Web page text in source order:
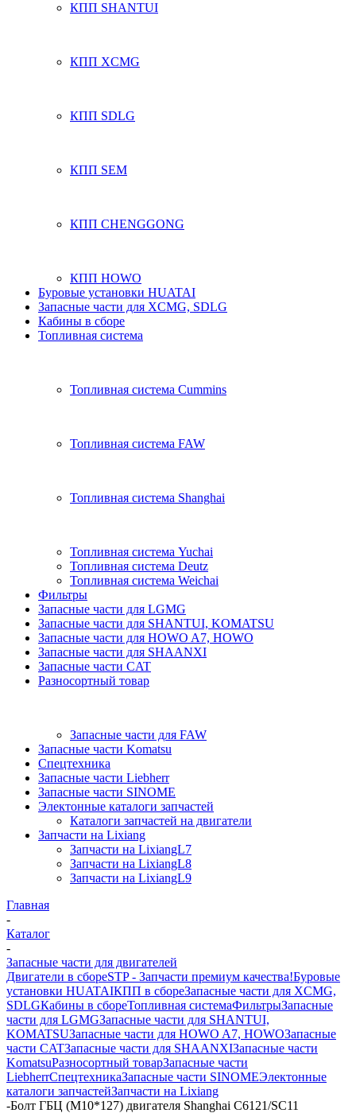
КПП SHANTUI
КПП XCMG
КПП SDLG
КПП SEM
КПП CHENGGONG
КПП HOWO
Буровые установки HUATAI
Запасные части для XCMG, SDLG
Кабины в сборе
Топливная система
Топливная система Cummins
Топливная система FAW
Топливная система Shanghai
Топливная система Yuchai
Топливная система Deutz
Топливная система Weichai
Фильтры
Запасные части для LGMG
Запасные части для SHANTUI, KOMATSU
Запасные части для HOWO A7, HOWO
Запасные части для SHAANXI
Запасные части CAT
Разносортный товар
Запасные части для FAW
Запасные части Komatsu
Спецтехника
Запасные части Liebherr
Запасные части SINOME
Электонные каталоги запчастей
Каталоги запчастей на двигатели
Запчасти на Lixiang
Запчасти на LixiangL7
Запчасти на LixiangL8
Запчасти на LixiangL9
Главная
-
Каталог
-
Запасные части для двигателей
Двигатели в сбореSTP - Запчасти премиум качества!Буровые
установки HUATAIКПП в сбореЗапасные части для XCMG,
SDLGКабины в сбореТопливная системаФильтрыЗапасные
части для LGMGЗапасные части для SHANTUI,
KOMATSUЗапасные части для HOWO A7, HOWOЗапасные
части CATЗапасные части для SHAANXIЗапасные части
KomatsuРазносортный товарЗапасные части
LiebherrСпецтехникаЗапасные части SINOMEЭлектонные
каталоги запчастейЗапчасти на Lixiang
-Болт ГБЦ (M10*127) двигателя Shanghai C6121/SC11